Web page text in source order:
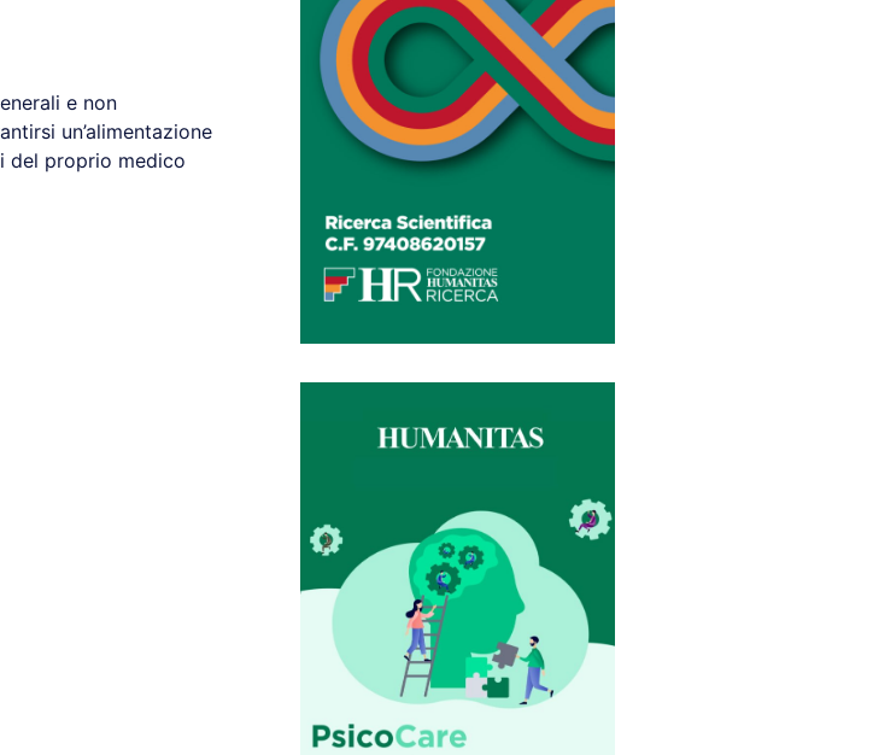
e non
un’alimentazione
del proprio medico